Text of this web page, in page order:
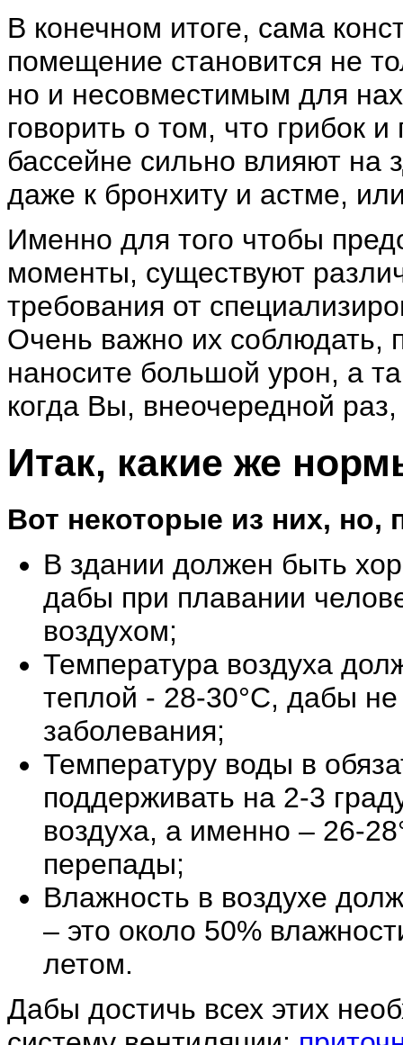
В конечном итоге, сама
помещение становится не
но и несовместимым для
говорить о том, что грибок
бассейне сильно влияют на
даже к бронхиту и астме,
Именно для того чтобы
моменты, существуют
требования от
Очень важно их соблюдать,
наносите большой урон, а
когда Вы, внеочередной
Итак, какие же
Вот некоторые из них,
В здании должен быть
дабы при плавании
воздухом;
Температура воздуха
теплой - 28-30°С, дабы
заболевания;
Температуру воды в
поддерживать на 2-3
воздуха, а именно – 26-
перепады;
Влажность в воздухе
– это около 50%
летом.
Дабы достичь всех этих